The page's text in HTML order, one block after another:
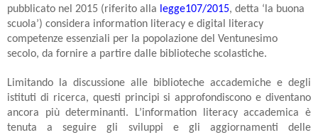
pubblicato nel 2015 (riferito alla legge107/2015, detta ‘la buona
scuola’) considera information literacy e digital literacy
competenze essenziali per la popolazione del Ventunesimo
secolo, da fornire a partire dalle biblioteche scolastiche.
Limitando la discussione alle biblioteche accademiche e degli
istituti di ricerca, questi principi si approfondiscono e diventano
ancora più determinanti. L’information literacy accademica è
tenuta a seguire gli sviluppi e gli aggiornamenti delle